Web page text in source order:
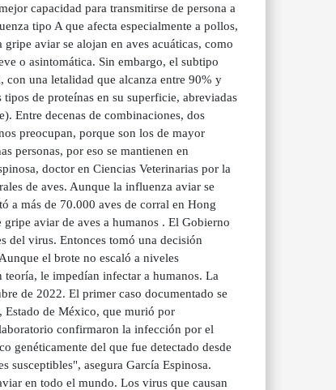
capacidad para transmitirse de persona a
tipo A que afecta especialmente a pollos,
aviar se alojan en aves acuáticas, como
o asintomática. Sin embargo, el subtipo
con una letalidad que alcanza entre 90% y
de proteínas en su superficie, abreviadas
Entre decenas de combinaciones, dos
preocupan, porque son los de mayor
personas, por eso se mantienen en
doctor en Ciencias Veterinarias por la
de aves. Aunque la influenza aviar se
a más de 70.000 aves de corral en Hong
aviar de aves a humanos . El Gobierno
del virus. Entonces tomó una decisión
el brote no escaló a niveles
le impedían infectar a humanos. La
de 2022. El primer caso documentado se
Estado de México, que murió por
confirmaron la infección por el
genéticamente del que fue detectado desde
susceptibles", asegura García Espinosa.
en todo el mundo. Los virus que causan